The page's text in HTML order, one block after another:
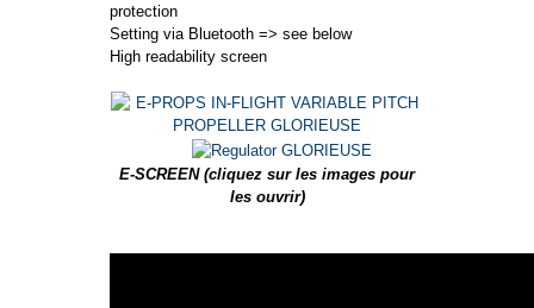
protection
Setting via Bluetooth => see below
High readability screen
E-SCREEN (cliquez sur les images pour
les ouvrir)